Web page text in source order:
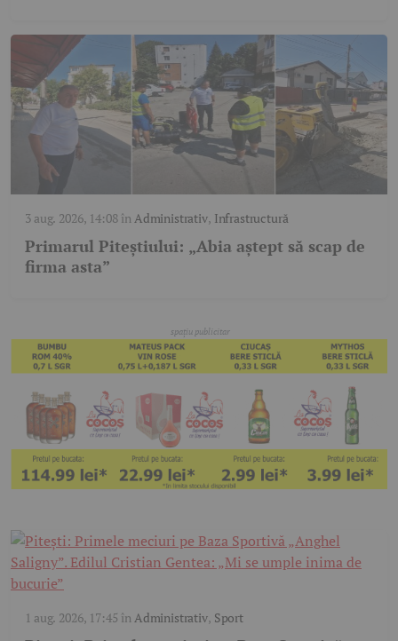
3 aug. 2026, 14:08în Administrativ, Infrastructură
Primarul Piteștiului: „Abia aștept să scap de
firma asta”
1 aug. 2026, 17:45 înAdministrativ, Sport